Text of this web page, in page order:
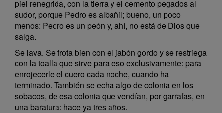
piel renegrida, con la tierra y el cemento pegados al
sudor, porque Pedro es albañil; bueno, un poco
menos: Pedro es un peón y, ahí, no está de Dios que
salga.
Se lava. Se frota bien con el jabón gordo y se restriega
con la toalla que sirve para eso exclusivamente: para
enrojecerle el cuero cada noche, cuando ha
terminado. También se echa algo de colonia en los
sobacos, de esa colonia que vendían, por garrafas, en
una baratura: hace ya tres años.